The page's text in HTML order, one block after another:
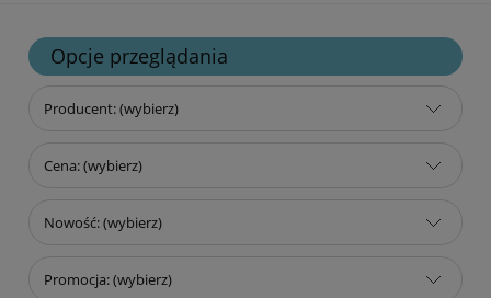
Opcje przeglądania
Producent: (wybierz)
Cena: (wybierz)
Nowość: (wybierz)
Promocja: (wybierz)